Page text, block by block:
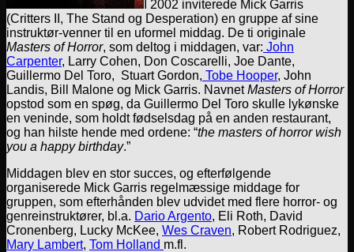
I 2002 inviterede Mick Garris
(Critters II, The Stand og Desperation) en gruppe af sine
instruktør-venner til en uformel middag. De ti originale
Masters of Horror, som deltog i middagen, var: John
Carpenter, Larry Cohen, Don Coscarelli, Joe Dante,
Guillermo Del Toro, Stuart Gordon, Tobe Hooper, John
Landis, Bill Malone og Mick Garris. NavnetMasters of Horror
opstod som en spøg, da Guillermo Del Toro skulle lykønske
en veninde, som holdt fødselsdag på en anden restaurant,
og han hilste hende med ordene: “the masters of horror wish
you a happy birthday.”
Middagen blev en stor succes, og efterfølgende
organiserede Mick Garris regelmæssige middage for
gruppen, som efterhånden blev udvidet med flere horror- og
genreinstruktører, bl.a. Dario Argento, Eli Roth, David
Cronenberg, Lucky McKee, Wes Craven, Robert Rodriguez,
Mary Lambert, Tom Holland m.fl.